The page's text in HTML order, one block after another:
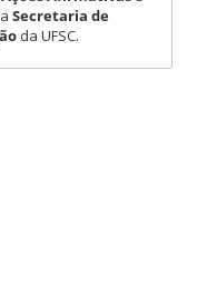
Secretaria de
da UFSC.